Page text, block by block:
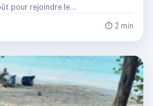
pour rejoindre le…
⏱ 2 min